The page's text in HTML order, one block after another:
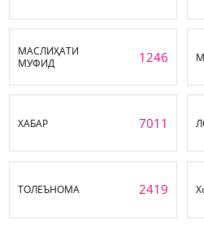
МАСЛИҲАТИ
МУФИД
1246
ХАБАР 7011
ТОЛЕЪНОМА 2419